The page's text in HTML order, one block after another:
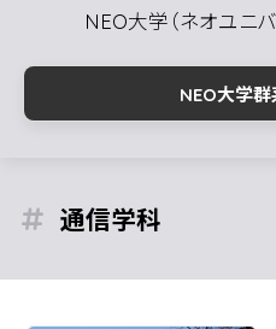
NEO大学（ネオユニ
NEO大学
通信